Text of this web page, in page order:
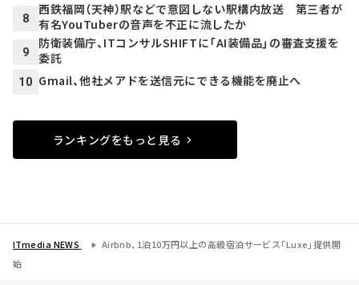
8
西鉄福岡（天神）駅などで意図しない駅構内放送 第三者が
有名YouTuberの音声を不正に流したか
9
防衛装備庁、ITコンサルSHIFTに「AI装備品」の審査支援を
委託
10 Gmail、他社メアドを送信元にできる機能を廃止へ
ランキングをもっと見る
ITmedia NEWS
Airbnb、1泊10万円以上の高級宿泊サービス「Luxe」提供開
始